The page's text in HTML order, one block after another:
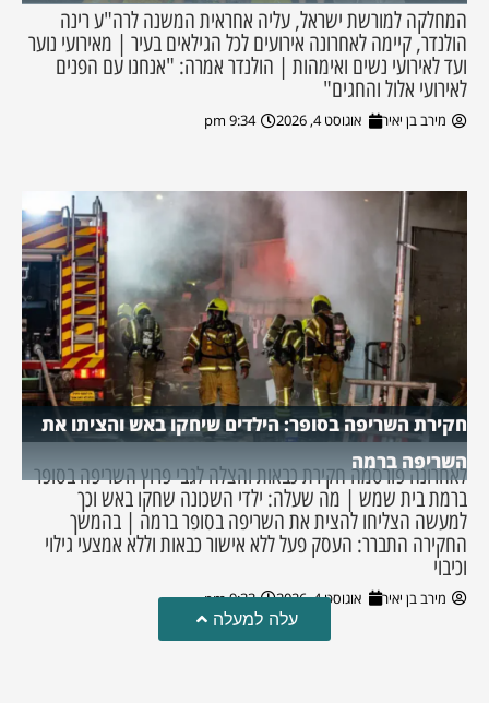
המחלקה למורשת ישראל, עליה אחראית המשנה לרה"ע רינה
הולנדר, קיימה לאחרונה אירועים לכל הגילאים בעיר | מאירועי נוער
ועד לאירועי נשים ואימהות | הולנדר אמרה: "אנחנו עם הפנים
לאירועי אלול והחגים"
מירב בן יאיר אוגוסט 4, 2026 9:34 pm
חקירת השריפה בסופר: הילדים שיחקו באש והציתו את
השריפה ברמה
לאחרונה פורסמה חקירת כבאות והצלה לגבי פרוץ השריפה בסופר
ברמת בית שמש | מה שעלה: ילדי השכונה שחקו באש וכך
למעשה הצליחו להצית את השריפה בסופר ברמה | בהמשך
החקירה התברר: העסק פעל ללא אישור כבאות וללא אמצעי גילוי
וכיבוי
מירב בן יאיר אוגוסט 4, 2026 9:33 pm
עלה למעלה